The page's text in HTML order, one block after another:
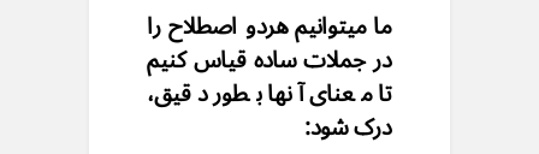
ما میتوانیم هردو اصطلاح را
در جملات ساده قیاس کنیم
تا معنای آنها بطور دقیق،
درک شود: